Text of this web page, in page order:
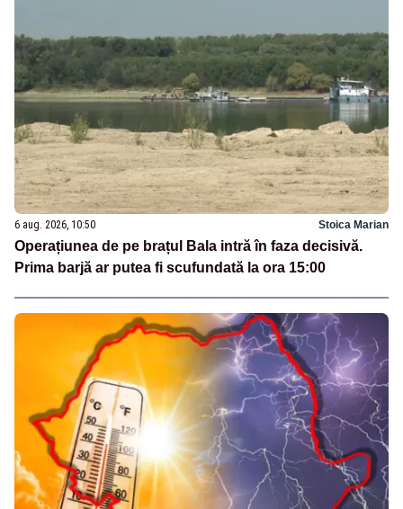
6 aug. 2026, 10:50 Stoica Marian
Operațiunea de pe brațul Bala intră în faza decisivă.
Prima barjă ar putea fi scufundată la ora 15:00